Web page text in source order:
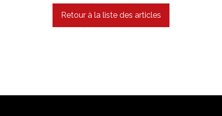
Retour à la liste des articles